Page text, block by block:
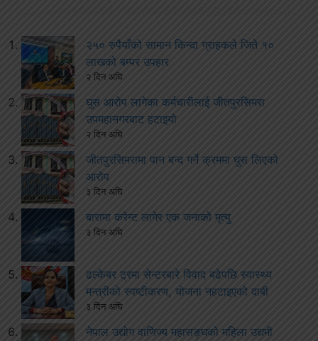
२५० रुपैयाँको सामान किन्दा ग्राहकले जिते १०
लाखको बम्पर उपहार
२ दिन अघि
घुस आरोप लागेका कर्मचारीलाई जीतपुरसिमरा
उपमहानगरबाट हटाइयो
२ दिन अघि
जीतपुरसिमरामा पान बन्द गर्ने क्रममा घुस लिएको
आरोप
३ दिन अघि
बारामा करेन्ट लागेर एक जनाको मृत्यु
३ दिन अघि
ढल्केबर ट्रमा सेन्टरबारे विवाद बढेपछि स्वास्थ्य
मन्त्रीको स्पष्टीकरण, योजना नहटाइएको दाबी
३ दिन अघि
नेपाल उद्योग वाणिज्य महासङ्घको महिला उद्यमी